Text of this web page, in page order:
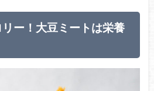
ー！大豆ミートは栄養